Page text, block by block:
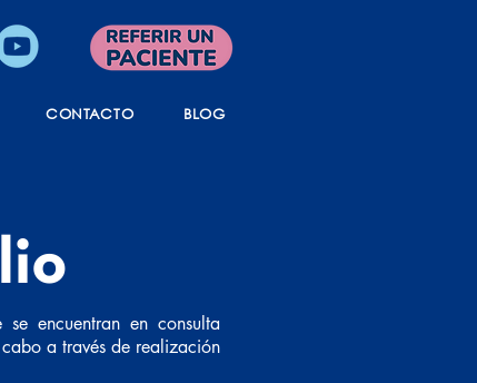
CONTACTO BLOG
encuentran en consulta
a través de realización